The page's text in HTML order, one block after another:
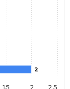
2
1,5 2 2,5